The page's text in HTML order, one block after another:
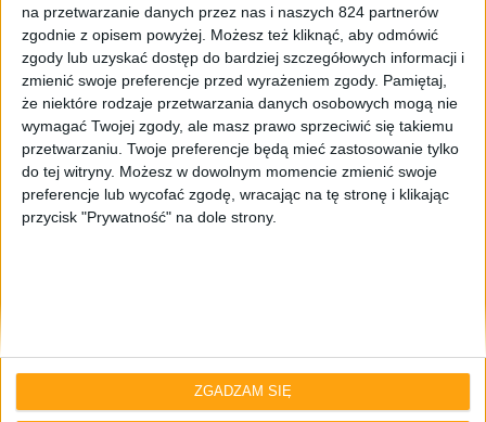
na przetwarzanie danych przez nas i naszych 824 partnerów
zgodnie z opisem powyżej. Możesz też kliknąć, aby odmówić
zgody lub uzyskać dostęp do bardziej szczegółowych informacji i
zmienić swoje preferencje przed wyrażeniem zgody. Pamiętaj,
że niektóre rodzaje przetwarzania danych osobowych mogą nie
wymagać Twojej zgody, ale masz prawo sprzeciwić się takiemu
przetwarzaniu. Twoje preferencje będą mieć zastosowanie tylko
do tej witryny. Możesz w dowolnym momencie zmienić swoje
preferencje lub wycofać zgodę, wracając na tę stronę i klikając
przycisk "Prywatność" na dole strony.
ZGADZAM SIĘ
Mamy do pogrania
RTX 5090, Gothic po inflacji i ponownie
przesunięte Shadows – Mamy do
pogrania #30